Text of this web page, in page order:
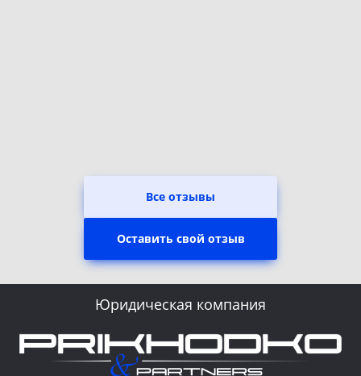
Все отзывы
Оставить свой отзыв
Юридическая компания